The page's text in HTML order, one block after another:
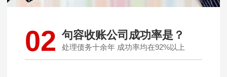
02 句容收账公司成功率是？
处理债务十余年 成功率均在92%以上